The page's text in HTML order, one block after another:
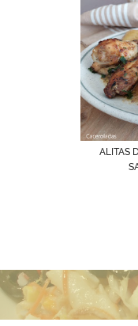
ALITAS